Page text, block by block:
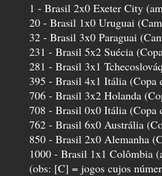
1 - Brasil 2x0 Exeter City
20 - Brasil 1x0 Uruguai
32 - Brasil 3x0 Paraguai
231 - Brasil 5x2 Suécia
281 - Brasil 3x1
395 - Brasil 4x1 Itália (Copa
706 - Brasil 3x2 Holanda
708 - Brasil 0x0 Itália (Copa
762 - Brasil 6x0 Austrália
850 - Brasil 2x0 Alemanha
1000 - Brasil 1x1 Colômbia
(obs: [C] = jogos cujos